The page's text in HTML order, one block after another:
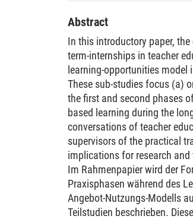
Abstract
In this introductory paper,
term-internships in teacher
learning-opportunities model
These sub-studies focus (a)
the first and second phases
based learning during the
conversations of teacher
supervisors of the practical
implications for research
Im Rahmenpapier wird der
Praxisphasen während des
Angebot-Nutzungs-Modells
Teilstudien beschrieben.